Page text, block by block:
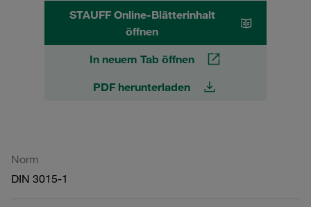
STAUFF Online-Blätterinhalt
öffnen
In neuem Tab öffnen
PDF herunterladen
Norm
DIN 3015-1